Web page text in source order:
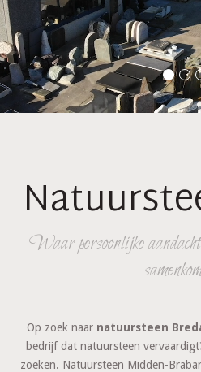
Waar persoonlijke
Op zoek naar natuursteen
bedrijf dat natuursteen
zoeken. Natuursteen Midden-